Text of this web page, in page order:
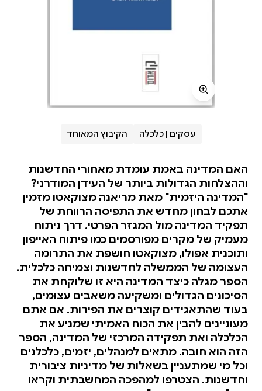
עסקים | כלכלה הקיבוץ המאוחד
האם המדינה באמת עומדת מאחורי החדשנות
וההצלחות הגדולות ביותר של העידן המודרני?
"המדינה היזמית" מאת מריאנה מצוקאטו מזמין
אתכם לבחון מחדש את התפיסה הרווחת של
תפקיד המדינה מול המגזר הפרטי. דרך ניתוח
מעמיק של מקרים מפורסמים כמו פיתוח האייפון
ותוכנית אפולו, מצוקאטו חושפת את התרומה
העצומה של הממשלה לחדשנות וצמיחה כלכלית.
הספר מגלה כיצד המדינה היא זו שלוקחת את
הסיכונים הגדולים ומשקיעה משאבים עצומים,
בעוד שהתאגידים קוצרים את הפירות. אם אתם
מעוניינים להבין את הכוח האמיתי שמניע את
הכלכלה ואת תפקידה המרכזי של המדינה, הספר
הזה הוא חובה. מתאים למנהלים, יזמים, כלכלנים
וכל מי שמתעניין בשאלות של מדיניות ציבורית
וחדשנות. הצטרפו למהפכה המחשבתית וקראו